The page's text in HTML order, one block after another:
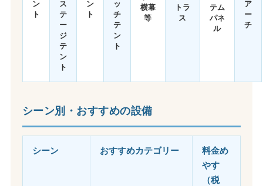
ン
ト
ス
テ
ー
ジ
テ
ン
ト
ン
ト
ッ
チ
テ
ン
ト
横幕
等
トラ
ス
テム
パネ
ル
ア
ー
チ
シーン別・おすすめの設備
シーン おすすめカテゴリー
料金め
やす
（税